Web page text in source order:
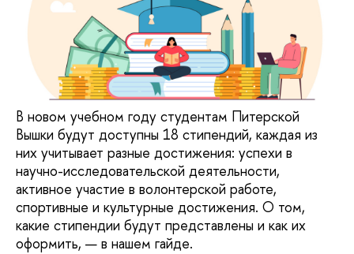
В новом учебном году студентам Питерской
Вышки будут доступны 18 стипендий, каждая из
них учитывает разные достижения: успехи в
научно-исследовательской деятельности,
активное участие в волонтерской работе,
спортивные и культурные достижения. О том,
какие стипендии будут представлены и как их
оформить, — в нашем гайде.